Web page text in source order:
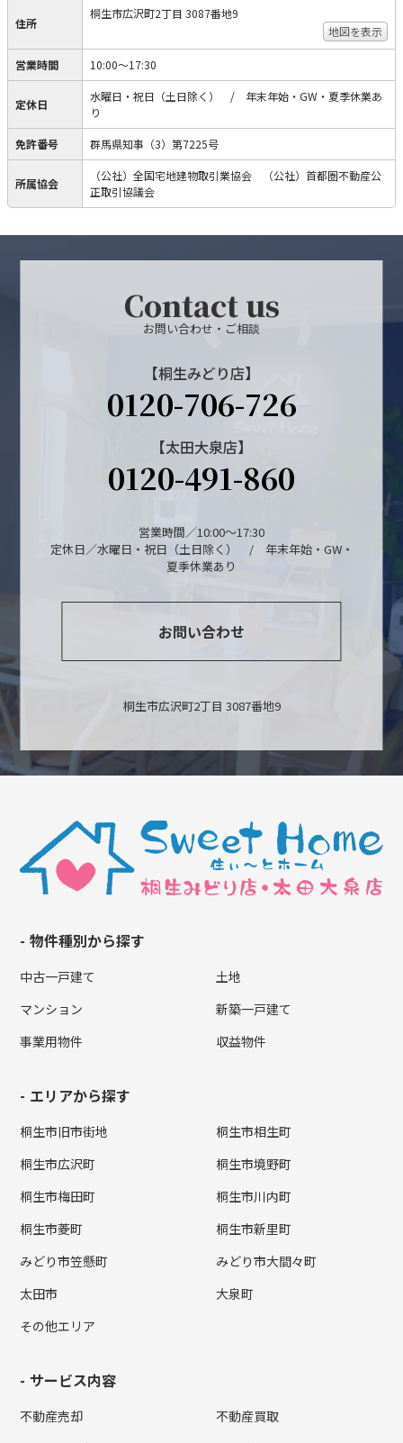
住所
桐生市広沢町2丁目 3087番地9
地図を表示
営業時間 10:00～17:30
定休日
水曜日・祝日（土日除く） / 年末年始・GW・夏季休業あ
り
免許番号 群馬県知事（3）第7225号
所属協会
（公社）全国宅地建物取引業協会 （公社）首都圏不動産公
正取引協議会
Contact us
お問い合わせ・ご相談
【桐生みどり店】
0120-706-726
【太田大泉店】
0120-491-860
営業時間／10:00～17:30
定休日／水曜日・祝日（土日除く） / 年末年始・GW・
夏季休業あり
お問い合わせ
桐生市広沢町2丁目 3087番地9
物件種別から探す
中古一戸建て
土地
マンション
新築一戸建て
事業用物件
収益物件
エリアから探す
桐生市旧市街地
桐生市相生町
桐生市広沢町
桐生市境野町
桐生市梅田町
桐生市川内町
桐生市菱町
桐生市新里町
みどり市笠懸町
みどり市大間々町
太田市
大泉町
その他エリア
サービス内容
不動産売却
不動産買取